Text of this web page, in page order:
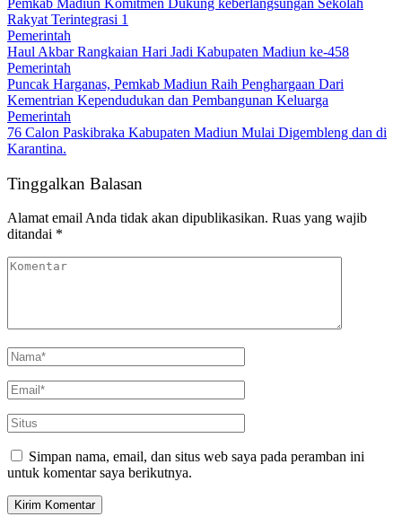
Rakyat Terintegrasi 1
Pemerintah
Haul Akbar Rangkaian Hari Jadi Kabupaten Madiun ke-458
Pemerintah
Puncak Harganas, Pemkab Madiun Raih Penghargaan Dari
Kementrian Kependudukan dan Pembangunan Keluarga
Pemerintah
76 Calon Paskibraka Kabupaten Madiun Mulai Digembleng dan di
Karantina.
Tinggalkan Balasan
Alamat email Anda tidak akan dipublikasikan. Ruas yang wajib
ditandai *
Simpan nama, email, dan situs web saya pada peramban ini
untuk komentar saya berikutnya.